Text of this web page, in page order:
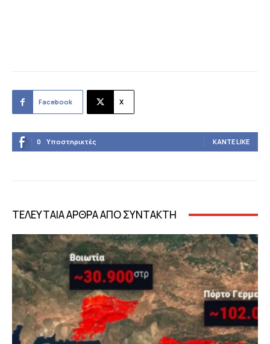
Facebook X
0 Υποστηρικτές ΚΆΝΤΕ LIKE
ΤΕΛΕΥΤΑΙΑ ΑΡΘΡΑ ΑΠΟ ΣΥΝΤΑΚΤΗ